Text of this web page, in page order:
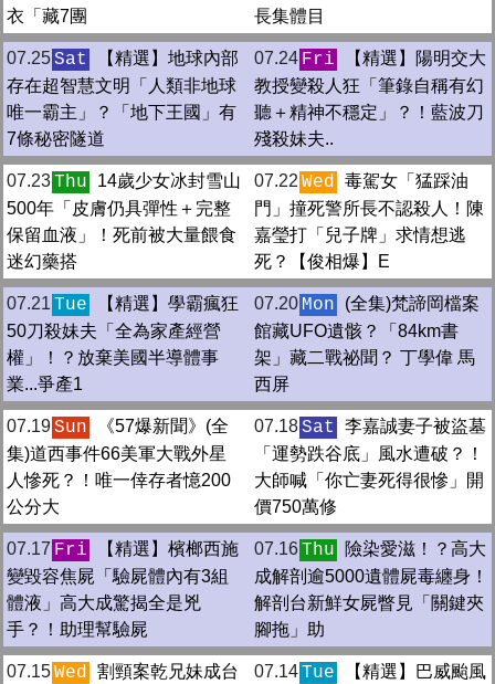
衣「藏7團 長集體目
07.25Sat
【精選】地球內部
存在超智慧文明「人類非地球
唯一霸主」？「地下王國」有
7條秘密隧道
07.24 Fri
【精選】陽明交大
教授變殺人狂「筆錄自稱有幻
聽＋精神不穩定」？！藍波刀
殘殺妹夫..
07.23Thu
14歲少女冰封雪山
500年「皮膚仍具彈性＋完整
保留血液」！死前被大量餵食
迷幻藥搭
07.22 Wed 毒駕女「猛踩油
門」撞死警所長不認殺人！陳
嘉瑩打「兒子牌」求情想逃
死？【俊相爆】E
07.21 Tue
【精選】學霸瘋狂
50刀殺妹夫「全為家產經營
權」！？放棄美國半導體事
業...爭產1
07.20 Mon
(全集)梵諦岡檔案
館藏UFO遺骸？「84km書
架」藏二戰祕聞？ 丁學偉 馬
西屏
07.19Sun
《57爆新聞》(全
集)道西事件66美軍大戰外星
人慘死？！唯一倖存者憶200
公分大
07.18Sat
李嘉誠妻子被盜墓
「運勢跌谷底」風水遭破？！
大師喊「你亡妻死得很慘」開
價750萬修
07.17 Fri
【精選】檳榔西施
變毀容焦屍「驗屍體內有3組
體液」高大成驚揭全是兇
手？！助理幫驗屍
07.16Thu
險染愛滋！？高大
成解剖逾5000遺體屍毒纏身！
解剖台新鮮女屍瞥見「關鍵夾
腳拖」助
07.15Wed 割頸案乾兄妹成台
07.14Tue
【精選】巴威颱風